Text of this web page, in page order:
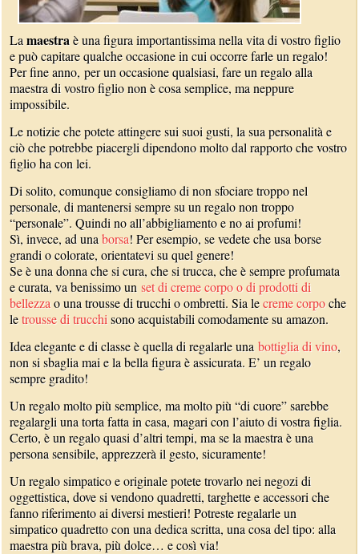
Lamaestraè una figura importantissima nella vita di vostro figlio
e può capitare qualche occasione in cui occorre farle un regalo!
Per fine anno, per un occasione qualsiasi, fare un regalo alla
maestra di vostro figlio non è cosa semplice, ma neppure
impossibile.
Le notizie che potete attingere sui suoi gusti, la sua personalità e
ciò che potrebbe piacergli dipendono molto dal rapporto che vostro
figlio ha con lei.
Di solito, comunque consigliamo di non sfociare troppo nel
personale, di mantenersi sempre su un regalo non troppo
“personale”. Quindi no all’abbigliamento e no ai profumi!
Sì, invece, ad unaborsa! Per esempio, se vedete che usa borse
grandi o colorate, orientatevi su quel genere!
Se è una donna che si cura, che si trucca, che è sempre profumata
e curata, va benissimo unset di creme corpo o di prodotti di
bellezzao una trousse di trucchi o ombretti. Sia lecreme corpoche
letrousse di trucchisono acquistabili comodamente su amazon.
Idea elegante e di classe è quella di regalarle unabottiglia di vino,
non si sbaglia mai e la bella figura è assicurata. E’ un regalo
sempre gradito!
Un regalo molto più semplice, ma molto più “di cuore” sarebbe
regalargli una torta fatta in casa, magari con l’aiuto di vostra figlia.
Certo, è un regalo quasi d’altri tempi, ma se la maestra è una
persona sensibile, apprezzerà il gesto, sicuramente!
Un regalo simpatico e originale potete trovarlo nei negozi di
oggettistica, dove si vendono quadretti, targhette e accessori che
fanno riferimento ai diversi mestieri! Potreste regalarle un
simpatico quadretto con una dedica scritta, una cosa del tipo: alla
maestra più brava, più dolce… e così via!